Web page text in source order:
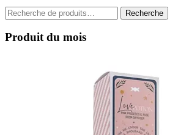
Recherche
pour :
Recherche
Produit du mois